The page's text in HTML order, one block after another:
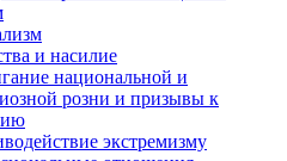
и насилие
национальной и
розни и призывы к
экстремизму